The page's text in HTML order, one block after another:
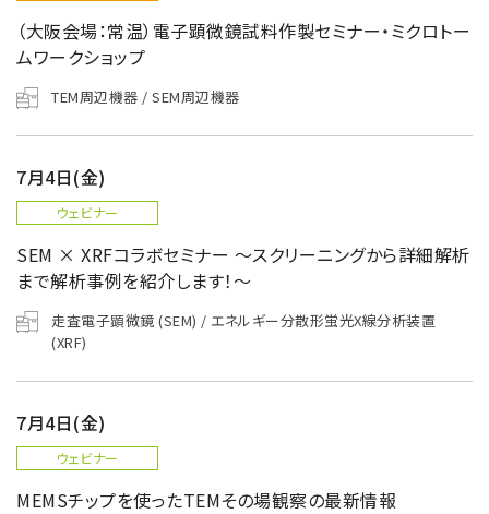
（大阪会場：常温）電子顕微鏡試料作製セミナー・ミクロトー
ムワークショップ
TEM周辺機器 / SEM周辺機器
7月4日(金)
ウェビナー
SEM × XRFコラボセミナー ～スクリーニングから詳細解析
まで解析事例を紹介します！～
走査電子顕微鏡 (SEM) / エネルギー分散形蛍光X線分析装置
(XRF)
7月4日(金)
ウェビナー
MEMSチップを使ったTEMその場観察の最新情報